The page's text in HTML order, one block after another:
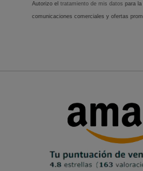
Autorizo el tratamiento de mis datos para
comunicaciones comerciales y ofertas